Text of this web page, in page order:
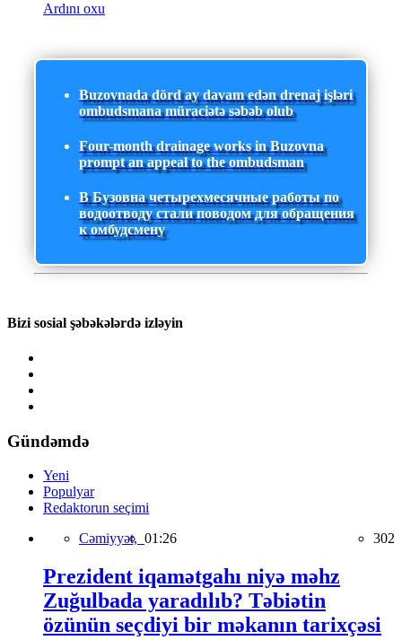
Ardını oxu
Buzovnada dörd ay davam edən drenaj işləri
ombudsmana müraciətə səbəb olub
Four-month drainage works in Buzovna
prompt an appeal to the ombudsman
В Бузовна четырехмесячные работы по
водоотводу стали поводом для обращения
к омбудсмену
Bizi sosial şəbəkələrdə izləyin
Gündəmdə
Yeni
Populyar
Redaktorun seçimi
Cəmiyyət, 01:26 302
Prezident iqamətgahı niyə məhz
Zuğulbada yaradılıb? Təbiətin
özünün seçdiyi bir məkanın tarixçəsi